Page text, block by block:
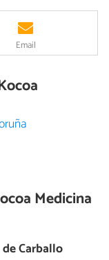
Email
Medicina
Carballo